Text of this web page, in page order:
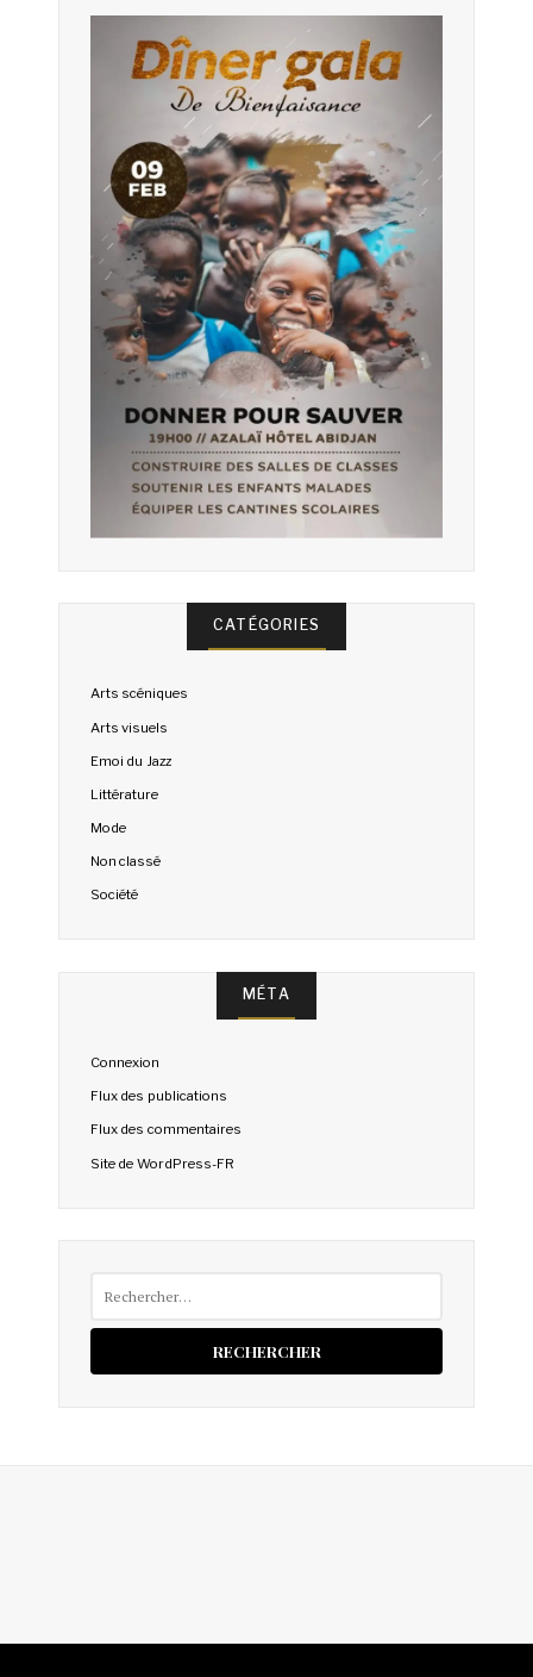
CATÉGORIES
Arts scéniques
Arts visuels
Emoi du Jazz
Littérature
Mode
Non classé
Société
MÉTA
Connexion
Flux des publications
Flux des commentaires
Site de WordPress-FR